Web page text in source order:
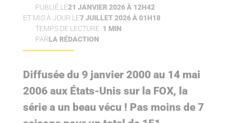
PUBLIÉ LE21 JANVIER 2026 À 12H42
ET MIS À JOUR LE7 JUILLET 2026 À 01H18
TEMPS DE LECTURE :1 MIN
PARLA RÉDACTION
Diffusée du 9 janvier 2000 au 14 mai
2006 aux États-Unis sur la FOX, la
série a un beau vécu ! Pas moins de 7